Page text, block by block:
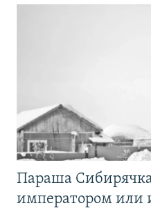
Параша
императором или